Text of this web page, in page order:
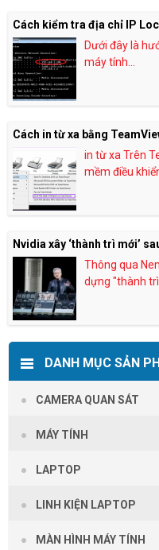
Cách kiểm tra địa chỉ IP
Dưới đây là
máy tính...
Cách in từ xa bằng
in từ xa Trên
mềm điều
Nvidia xây ‘thành trì mới’
Thông qua
dựng "thành
DANH MỤC SẢN
CAMERA QUAN SÁT
MÁY TÍNH
LAPTOP
LINH KIỆN LAPTOP
MÀN HÌNH MÁY TÍNH